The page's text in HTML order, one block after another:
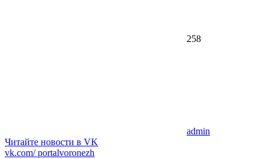
258
admin
Читайте новости в VK
vk.com/portalvoronezh